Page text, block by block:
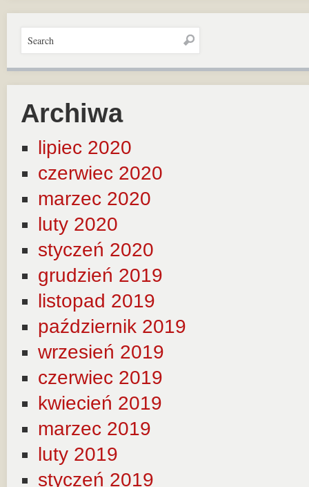
Archiwa
lipiec 2020
czerwiec 2020
marzec 2020
luty 2020
styczeń 2020
grudzień 2019
listopad 2019
październik 2019
wrzesień 2019
czerwiec 2019
kwiecień 2019
marzec 2019
luty 2019
styczeń 2019